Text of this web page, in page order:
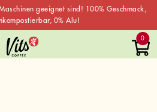
geeignet sind! 100% Geschmack,
0% Alu!
0